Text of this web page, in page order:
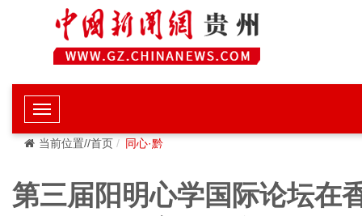
当前位置//首页 同心·黔
第三届阳明心学国际论坛在